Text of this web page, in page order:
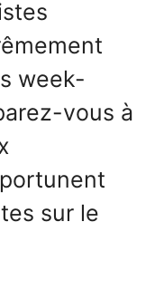
week-
vous à
sur le